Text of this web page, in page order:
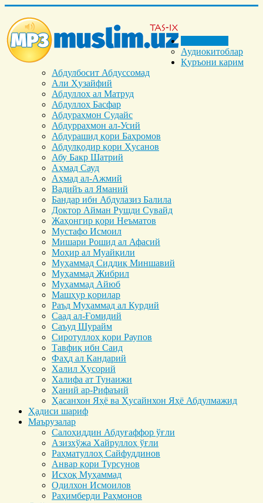
Аудиокитоблар
Қуръони карим
Абдулбосит Абдуссомад
Али Ҳузайфий
Абдуллоҳ ал Матруд
Абдуллоҳ Басфар
Абдураҳмон Судайс
Абдурраҳмон ал-Усий
Абдурашид қори Баҳромов
Абдулқодир қори Ҳусанов
Абу Бакр Шатрий
Аҳмад Сауд
Аҳмад ал-Ажмий
Вадийъ ал Яманий
Бандар ибн Абдулазиз Балила
Доктор Айман Рушди Сувайд
Жаҳонгир қори Неъматов
Мустафо Исмоил
Мишари Рошид ал Афасий
Моҳир ал Муайқили
Муҳаммад Cиддиқ Миншавий
Муҳаммад Жибрил
Муҳаммад Айюб
Машҳур қорилар
Раъд Муҳаммад ал Курдий
Саад ал-Ғомидий
Саъуд Шурайм
Сиротуллоҳ қори Раупов
Тавфиқ ибн Саид
Фаҳд ал Кандарий
Халил Ҳусорий
Халифа ат Тунаижи
Ҳаний ар-Рифаъий
Ҳасанхон Яҳё ва Ҳусайнхон Яҳё Абдулмажид
Ҳадиси шариф
Маърузалар
Салоҳиддин Абдуғаффор ўғли
Азизхўжа Хайруллоҳ ўғли
Раҳматуллоҳ Сайфуддинов
Анвар қори Турсунов
Исҳоқ Муҳаммад
Одилхон Исмоилов
Раҳимберди Раҳмонов